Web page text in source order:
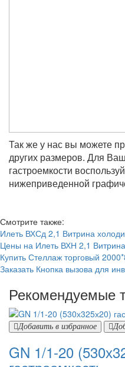
Так же у нас вы можете
других размеров. Для
гастроемкости
нижеприведенной
Смотрите также:
Илеть ВХСд 2,1 Витрина
Цены на Илеть ВХН 2,1
Купить Стеллаж торговый
Заказать Кнопка вызова для
Рекомендуемые
Добавить в избранное
GN 1/1-20